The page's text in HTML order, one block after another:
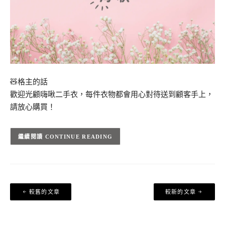
🧸格主的話
歡迎光顧嗨啾二手衣，每件衣物都會用心對待送到顧客手上，
請放心購買！
CONTINUE READING
文
章
較舊的文章 較新的文章